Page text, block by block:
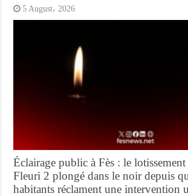
5 August، 2026
Éclairage public à Fès : le
Fleuri 2 plongé dans le noir depuis
habitants réclament une intervention